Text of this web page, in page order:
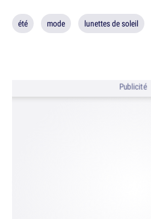
été mode lunettes de soleil
Publicité